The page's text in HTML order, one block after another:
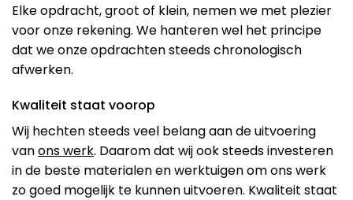
Elke opdracht, groot of klein, nemen we met plezier
voor onze rekening. We hanteren wel het principe
dat we onze opdrachten steeds chronologisch
afwerken.
Kwaliteit staat voorop
Wij hechten steeds veel belang aan de uitvoering
vanons werk. Daarom dat wij ook steeds investeren
in de beste materialen en werktuigen om ons werk
zo goed mogelijk te kunnen uitvoeren. Kwaliteit staat